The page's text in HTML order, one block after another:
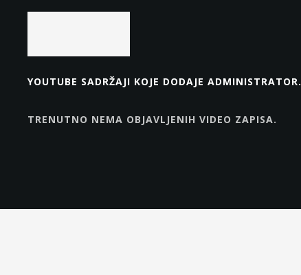
VIDEO
YOUTUBE SADRŽAJI KOJE DODAJE ADMINISTRATOR.
TRENUTNO NEMA OBJAVLJENIH VIDEO ZAPISA.